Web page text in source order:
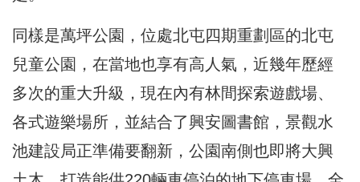
同樣是萬坪公園，位處北屯四期重劃區的北屯
兒童公園，在當地也享有高人氣，近幾年歷經
多次的重大升級，現在內有林間探索遊戲場、
各式遊樂場所，並結合了興安圖書館，景觀水
池建設局正準備要翻新，公園南側也即將大興